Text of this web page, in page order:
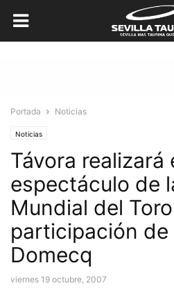
Portada Noticias
Noticias
Távora realizará
espectáculo de
Mundial del
participación de
Domecq
viernes 19 octubre, 2007